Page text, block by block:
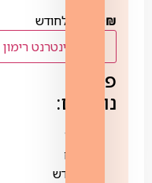
₪
לחודש
לנציג אינטרנט רימון
פרטים
נוספים:
110
ש"ח
לחודש